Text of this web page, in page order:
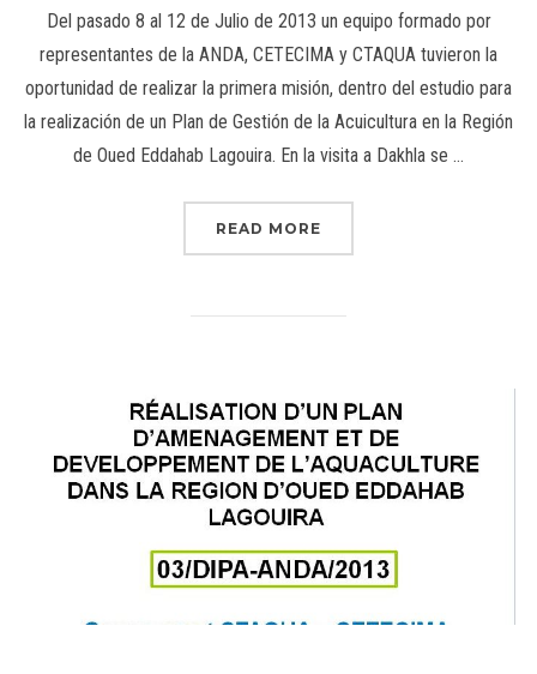
Del pasado 8 al 12 de Julio de 2013 un equipo formado por
representantes de la ANDA, CETECIMA y CTAQUA tuvieron la
oportunidad de realizar la primera misión, dentro del estudio para
la realización de un Plan de Gestión de la Acuicultura en la Región
de Oued Eddahab Lagouira. En la visita a Dakhla se …
READ MORE